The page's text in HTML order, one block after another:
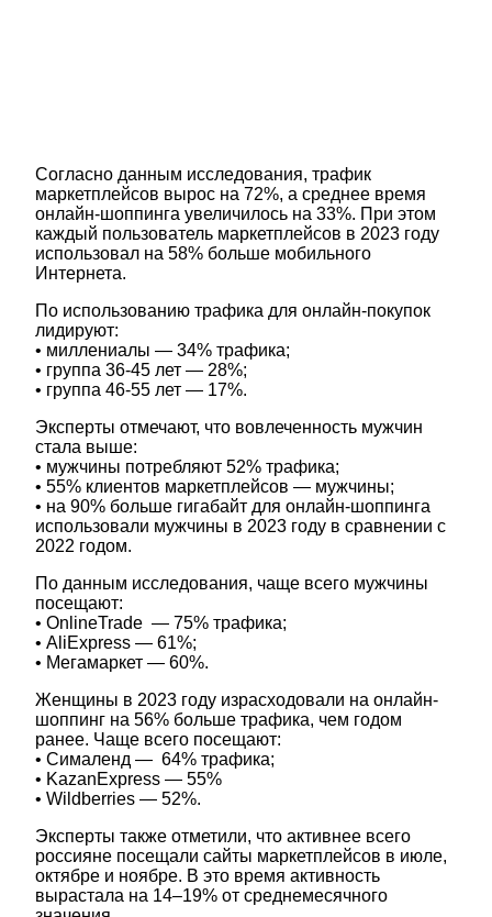
Согласно данным исследования, трафик
маркетплейсов вырос на 72%, а среднее время
онлайн-шоппинга увеличилось на 33%. При этом
каждый пользователь маркетплейсов в 2023 году
использовал на 58% больше мобильного
Интернета.
По использованию трафика для онлайн-покупок
лидируют:
• миллениалы — 34% трафика;
• группа 36-45 лет — 28%;
• группа 46-55 лет — 17%.
Эксперты отмечают, что вовлеченность мужчин
стала выше:
• мужчины потребляют 52% трафика;
• 55% клиентов маркетплейсов — мужчины;
• на 90% больше гигабайт для онлайн-шоппинга
использовали мужчины в 2023 году в сравнении с
2022 годом.
По данным исследования, чаще всего мужчины
посещают:
• ОnlineTrade — 75% трафика;
• AliExpress — 61%;
• Мегамаркет — 60%.
Женщины в 2023 году израсходовали на онлайн-
шоппинг на 56% больше трафика, чем годом
ранее. Чаще всего посещают:
• Сималенд — 64% трафика;
• KazanExpress — 55%
• Wildberries — 52%.
Эксперты также отметили, что активнее всего
россияне посещали сайты маркетплейсов в июле,
октябре и ноябре. В это время активность
вырастала на 14–19% от среднемесячного